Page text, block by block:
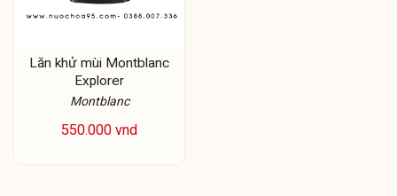
Lăn khử mùi Montblanc
Explorer
Montblanc
550.000 vnd